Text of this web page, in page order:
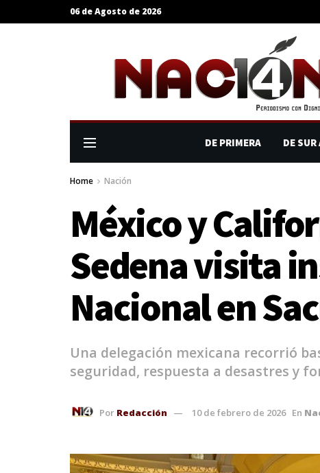
06 de Agosto de 2026
DE PRIMERA DE
Home Nación
México y
Sedena visita
Nacional en
Una delegación mexicana recorrió
seguridad, respuesta a desastres y
Por Redacción 10 de febrero de 2026 En